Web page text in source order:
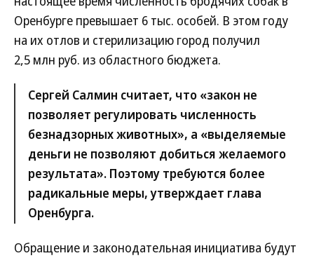
Оренбурге превышает 6 тыс. особей. В этом году
на их отлов и стерилизацию город получил
2,5 млн руб. из областного бюджета.
Сергей Салмин считает, что «закон не
позволяет регулировать численность
безнадзорных животных», а «выделяемые
деньги не позволяют добиться желаемого
результата». Поэтому требуются более
радикальные меры, утверждает глава
Оренбурга.
Обращение и законодательная инициатива будут